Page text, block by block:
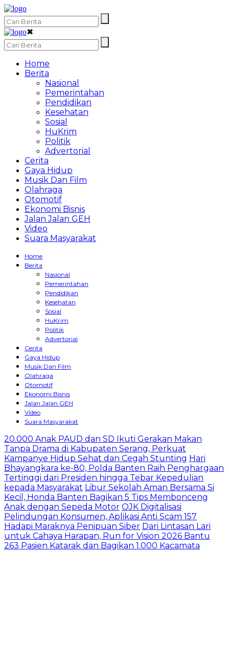
✖
Home
Berita
Nasional
Pemerintahan
Pendidikan
Kesehatan
Sosial
HuKrim
Politik
Advertorial
Cerita
Gaya Hidup
Musik Dan Film
Olahraga
Otomotif
Ekonomi Bisnis
Jalan Jalan GEH
Video
Suara Masyarakat
Home
Berita
Nasional
Pemerintahan
Pendidikan
Kesehatan
Sosial
HuKrim
Politik
Advertorial
Cerita
Gaya Hidup
Musik Dan Film
Olahraga
Otomotif
Ekonomi Bisnis
Jalan Jalan GEH
Video
Suara Masyarakat
20.000 Anak PAUD dan SD Ikuti Gerakan Makan
Tanpa Drama di Kabupaten Serang, Perkuat
Kampanye Hidup Sehat dan Cegah Stunting Hari
Bhayangkara ke-80, Polda Banten Raih Penghargaan
Tertinggi dari Presiden hingga Tebar Kepedulian
kepada Masyarakat Libur Sekolah Aman Bersama Si
Kecil, Honda Banten Bagikan 5 Tips Membonceng
Anak dengan Sepeda Motor OJK Digitalisasi
Pelindungan Konsumen, Aplikasi Anti Scam 157
Hadapi Maraknya Penipuan Siber Dari Lintasan Lari
untuk Cahaya Harapan, Run for Vision 2026 Bantu
263 Pasien Katarak dan Bagikan 1.000 Kacamata